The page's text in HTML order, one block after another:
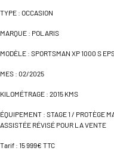
TYPE : OCCASION
MARQUE : POLARIS
MODÈLE : SPORTSMAN XP 1000 S
MES : 02/2025
KILOMÉTRAGE : 2015 KMS
ÉQUIPEMENT : STAGE 1 / PROTÈGE
ASSISTÉE RÉVISÉ POUR LA VENTE
Tarif : 15 999€ TTC